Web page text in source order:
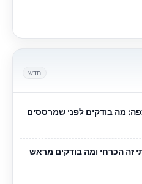
חדש
מה בודקים לפני שמרססים
זה הכרחי ומה בודקים מראש